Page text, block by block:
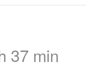
37 min